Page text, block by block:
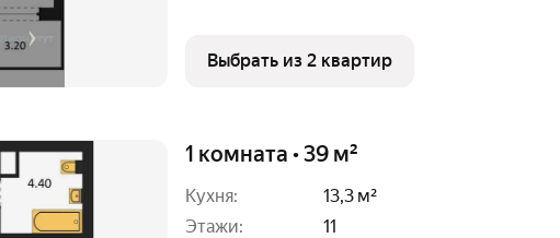
Выбрать из 2 квартир
1 комната • 39 м²
Кухня:
13,3 м²
Этажи:
11